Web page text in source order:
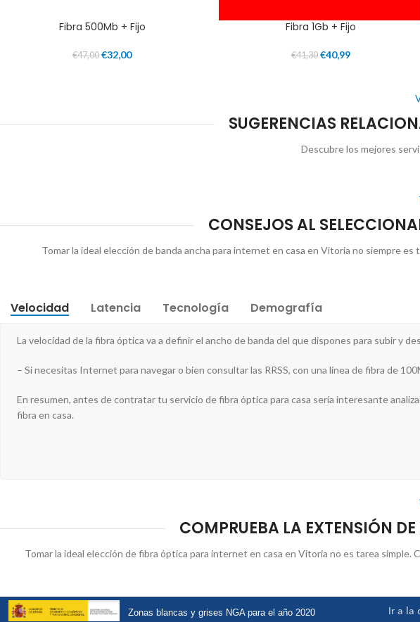
Fibra 500Mb + Fijo
€47,00 €32,00
Fibra 1Gb + Fijo
€41,30 €40,99
SUGERENCIAS
Descubre los mejores
CONSEJOS AL
Tomar la ideal elección de banda ancha para internet en casa en Vitoria no siempre
Velocidad Latencia Tecnología Demografía
La velocidad de la fibra óptica va a definir el ancho de banda del que dispones para subir y
– Si necesitas Internet para navegar o bien consultar las RRSS, con una línea de fibra de
En resumen, antes de contratar tu servicio de fibra óptica para casa sería interesante
fibra en casa.
COMPRUEBA LA EXTENSIÓN
Tomar la ideal elección de fibra óptica para internet en casa en Vitoria no es tarea